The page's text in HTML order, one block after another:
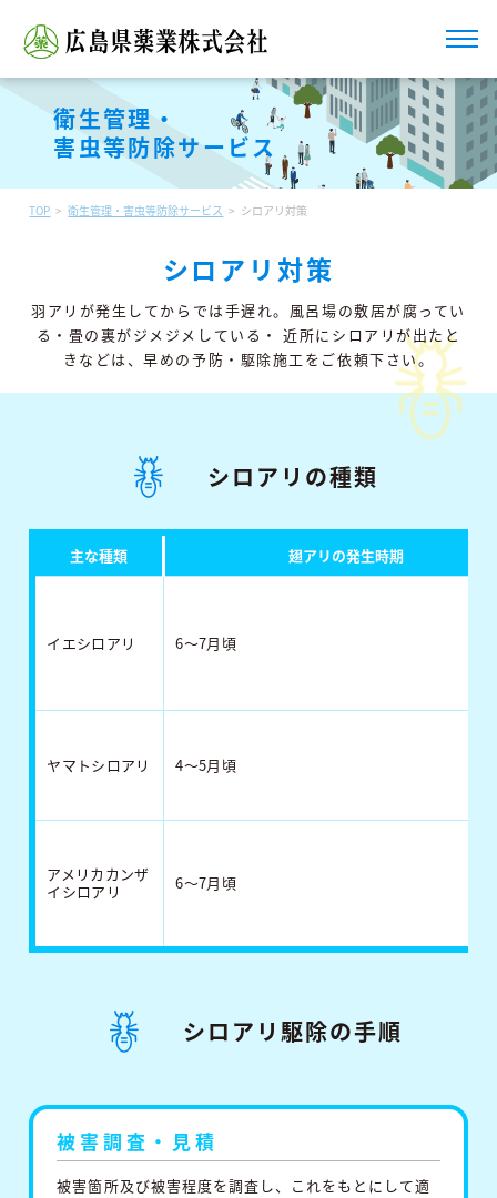
衛生管理・
害虫等防除サービス
TOP 衛生管理・害虫等防除サービス シロアリ対策
シロアリ対策
⽻アリが発⽣してからでは⼿遅れ。⾵呂場の敷居が腐ってい
る・畳の裏がジメジメしている・ 近所にシロアリが出たと
きなどは、早めの予防・駆除施⼯をご依頼下さい。
シロアリの種類
主な種類 翅アリの発生時期
イエシロアリ 6～7月頃
ヤマトシロアリ 4～5月頃
アメリカカンザ
イシロアリ
6～7月頃
シロアリ駆除の⼿順
被害調査・⾒積
被害箇所及び被害程度を調査し、これをもとにして適